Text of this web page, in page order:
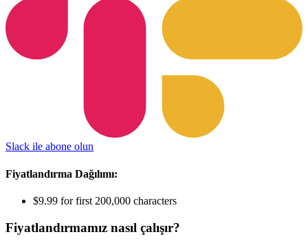
Slack ile abone olun
Fiyatlandırma Dağılımı:
$9.99 for first 200,000 characters
Fiyatlandırmamız nasıl çalışır?